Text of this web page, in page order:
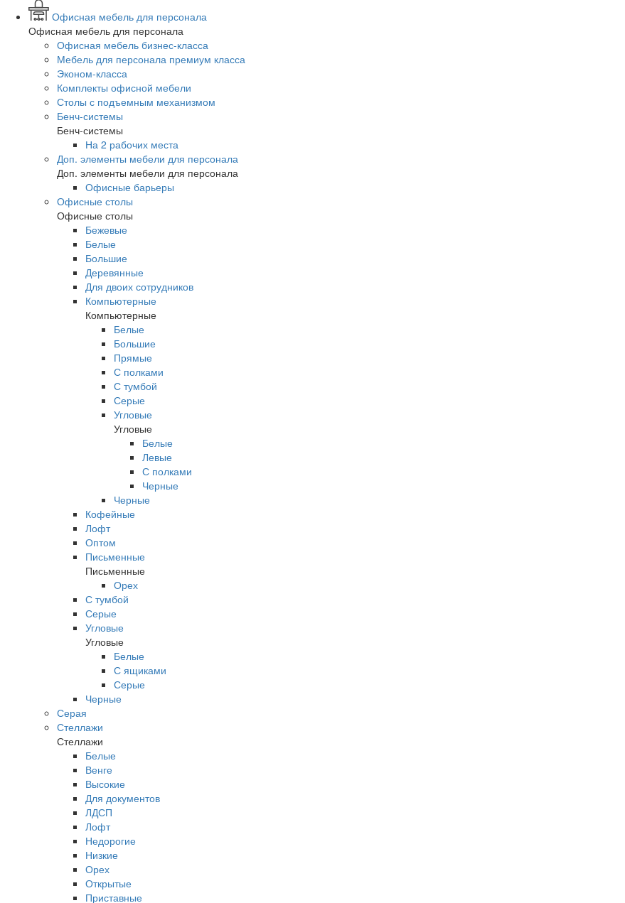
Офисная мебель для персонала
Офисная мебель для персонала
Офисная мебель бизнес-класса
Мебель для персонала премиум класса
Эконом-класса
Комплекты офисной мебели
Столы с подъемным механизмом
Бенч-системы
Бенч-системы
На 2 рабочих места
Доп. элементы мебели для персонала
Доп. элементы мебели для персонала
Офисные барьеры
Офисные столы
Офисные столы
Бежевые
Белые
Большие
Деревянные
Для двоих сотрудников
Компьютерные
Компьютерные
Белые
Большие
Прямые
С полками
С тумбой
Серые
Угловые
Угловые
Белые
Левые
С полками
Черные
Черные
Кофейные
Лофт
Оптом
Письменные
Письменные
Орех
С тумбой
Серые
Угловые
Угловые
Белые
С ящиками
Серые
Черные
Серая
Стеллажи
Стеллажи
Белые
Венге
Высокие
Для документов
ЛДСП
Лофт
Недорогие
Низкие
Орех
Открытые
Приставные